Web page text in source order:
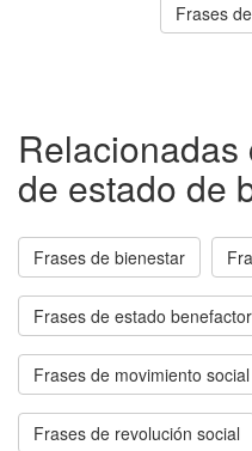
Frases
de estado de
Frases de bienestar
Frases de estado benefactor
Frases de movimiento social
Frases de revolución social